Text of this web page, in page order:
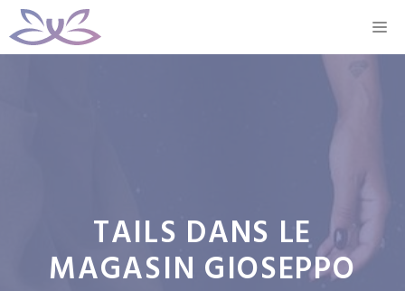
Aller
au
TAILS DANS LE
MAGASIN GIOSEPPO